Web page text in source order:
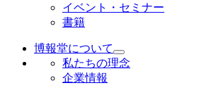
イベント・セミナー
書籍
博報堂について
私たちの理念
企業情報